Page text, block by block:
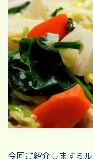
今回ご紹介しますミ